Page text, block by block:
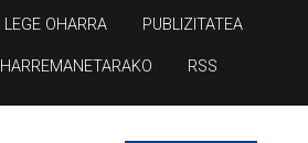
LEGE OHARRA PUBLIZITATEA
HARREMANETARAKO RSS